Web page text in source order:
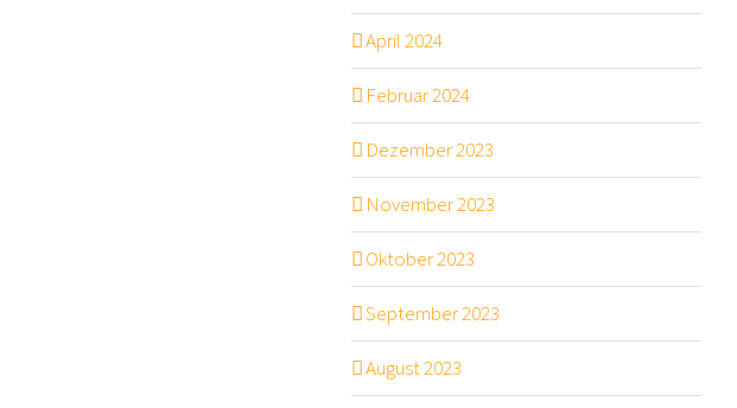
April 2024
Februar 2024
Dezember 2023
November 2023
Oktober 2023
September 2023
August 2023